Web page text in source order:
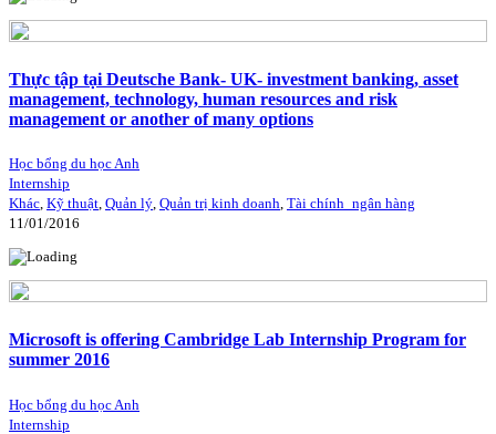
Thực tập tại Deutsche Bank- UK- investment banking, asset
management, technology, human resources and risk
management or another of many options
Học bổng du học Anh
Internship
Khác, Kỹ thuật, Quản lý, Quản trị kinh doanh, Tài chính_ngân hàng
11/01/2016
Microsoft is offering Cambridge Lab Internship Program for
summer 2016
Học bổng du học Anh
Internship